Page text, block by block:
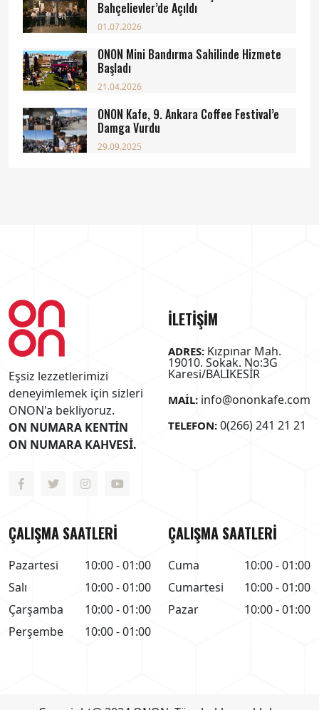
Bahçelievler’de Açıldı
01.07.2026
ONON Mini Bandırma Sahilinde Hizmete
Başladı
21.04.2026
ONON Kafe, 9. Ankara Coffee Festival’e
Damga Vurdu
29.09.2025
Eşsiz lezzetlerimizi
deneyimlemek için sizleri
ONON'a bekliyoruz.
ON NUMARA KENTİN
ON NUMARA KAHVESİ.
İLETİŞİM
ADRES: Kızpınar Mah.
19010. Sokak. No:3G
Karesi/BALIKESİR
MAIL: info@ononkafe.com
TELEFON: 0(266) 241 21 21
ÇALIŞMA SAATLERİ
Pazartesi
10:00 - 01:00
Salı
10:00 - 01:00
Çarşamba
10:00 - 01:00
Perşembe
10:00 - 01:00
ÇALIŞMA SAATLERİ
Cuma
10:00 - 01:00
Cumartesi
10:00 - 01:00
Pazar
10:00 - 01:00